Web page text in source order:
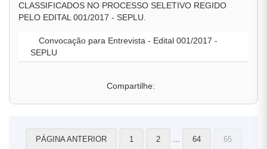
CLASSIFICADOS NO PROCESSO SELETIVO REGIDO
PELO EDITAL 001/2017 - SEPLU.
Convocação para Entrevista - Edital 001/2017 -
SEPLU
Compartilhe:
PÁGINA ANTERIOR 1 2 64 65